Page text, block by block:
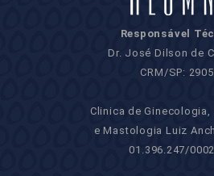
Responsável
Dr. José Dilson de
CRM/SP:
Clinica de
e Mastologia Luiz
01.396.247/